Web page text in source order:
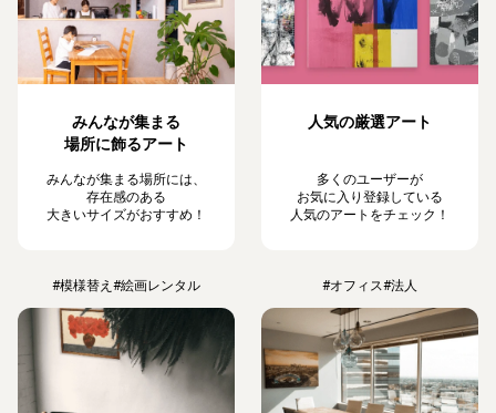
みんなが集まる
場所に飾るアート
みんなが集まる場所には、
存在感のある
大きいサイズがおすすめ！
人気の厳選アート
多くのユーザーが
お気に入り登録している
人気のアートをチェック！
#模様替え #絵画レンタル #オフィス#法人